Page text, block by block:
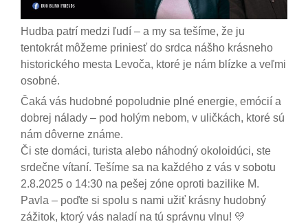
Hudba patrí medzi ľudí – a my sa tešíme, že ju
tentokrát môžeme priniesť do srdca nášho krásneho
historického mesta Levoča, ktoré je nám blízke a veľmi
osobné.
Čaká vás hudobné popoludnie plné energie, emócií a
dobrej nálady – pod holým nebom, v uličkách, ktoré sú
nám dôverne známe.
Či ste domáci, turista alebo náhodný okoloidúci, ste
srdečne vítaní. Tešíme sa na každého z vás v sobotu
2.8.2025 o 14:30 na pešej zóne oproti bazilike M.
Pavla – poďte si spolu s nami užiť krásny hudobný
zážitok, ktorý vás naladí na tú správnu vlnu! 💛